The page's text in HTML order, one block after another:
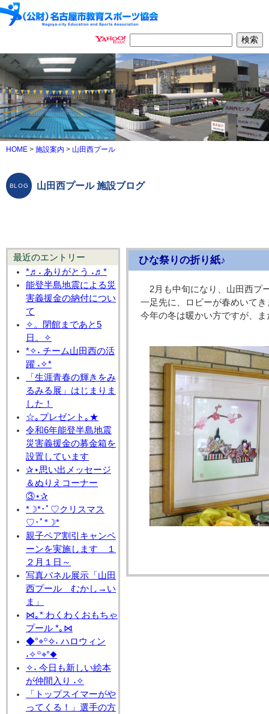
HOME > 施設案内 > 山田西プール
山田西プール 施設ブログ
最近のエントリー
*♬˖ ありがとう ˖♬*
能登半島地震による災
害義援金の納付につい
て
✧。閉館まであと5
日。✧
*✧˖ チーム山田西の活
躍 ˖✧*
「生涯青春の輝きをみ
るみる展」はじまりま
した！
☆｡プレゼント｡★
令和6年能登半島地震
災害義援金の募金箱を
設置しています
✰⋆思い出メッセージ
＆ぬりえコーナー
③⋆✰
*☽*･ﾟ♡クリスマス
♡･ﾟ*☽*
親子ペア割引キャンペ
ーンを実施します １
２月１日～
写真パネル展示「山田
西プール むかし→い
ま」
⋈｡* わくわくおもちゃ
プール *｡⋈
◆°⌖꙳✧˖ ハロウィン
˖✧꙳⌖°◆
✧˖ 今日も新しい絵本
が仲間入り ˖✧
「トップスイマーがや
ってくる！」選手の方
ひな祭りの折り紙♪
2月も中旬になり、山田西プ
一足先に、ロビーが春めいてき
今年の冬は暖かい方ですが、